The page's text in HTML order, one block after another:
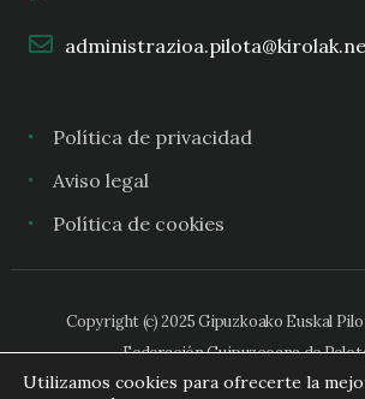
Política de privacidad
Aviso legal
Política de cookies
Copyright (c) 2025 Gipuzkoako Euskal
Federación Guipuzcoana de
Utilizamos cookies para ofrecerte la